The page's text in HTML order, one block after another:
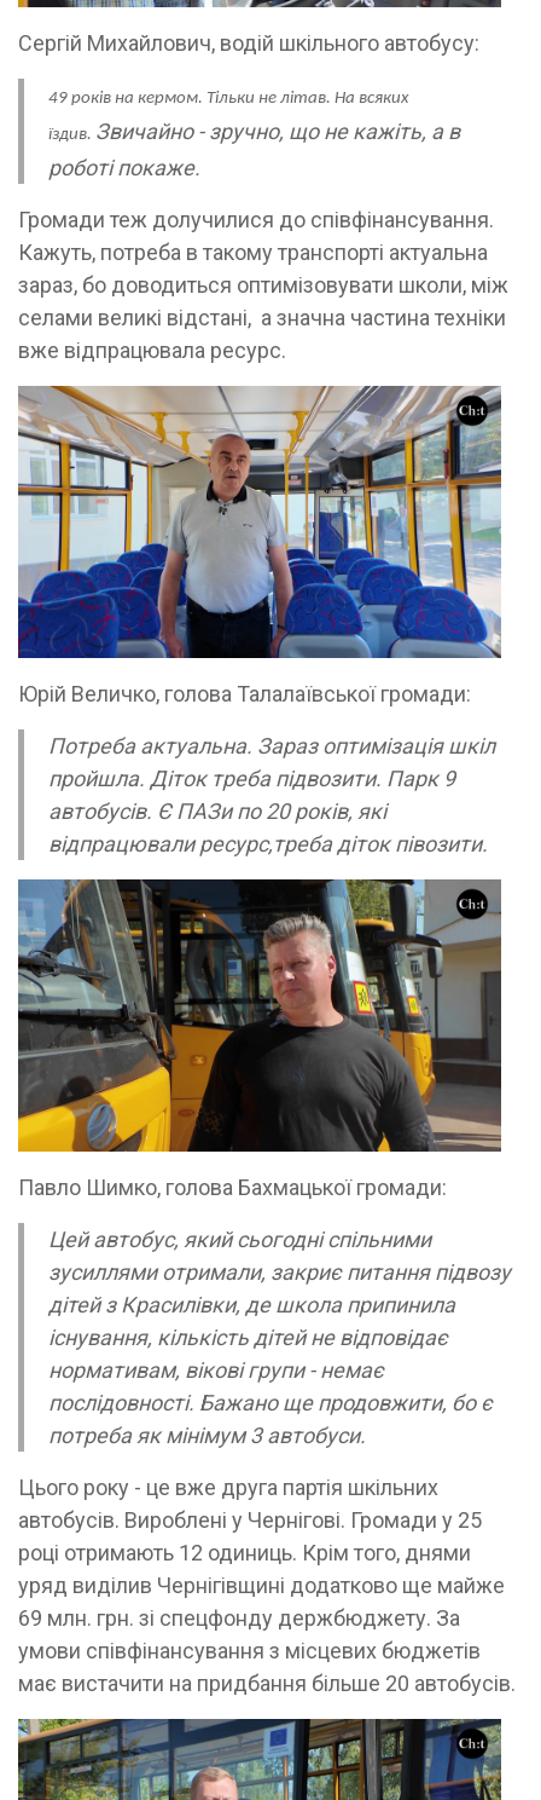
Сергій Михайлович, водій шкільного автобусу:
49 років на кермом. Тільки не літав. На всяких
їздив. Звичайно - зручно, що не кажіть, а в
роботі покаже.
Громади теж долучилися до співфінансування.
Кажуть, потреба в такому транспорті актуальна
зараз, бо доводиться оптимізовувати школи, між
селами великі відстані, а значна частина техніки
вже відпрацювала ресурс.
Юрій Величко, голова Талалаївської громади:
Потреба актуальна. Зараз оптимізація шкіл
пройшла. Діток треба підвозити. Парк 9
автобусів. Є ПАЗи по 20 років, які
відпрацювали ресурс,треба діток півозити.
Павло Шимко, голова Бахмацької громади:
Цей автобус, який сьогодні спільними
зусиллями отримали, закриє питання підвозу
дітей з Красилівки, де школа припинила
існування, кількість дітей не відповідає
нормативам, вікові групи - немає
послідовності. Бажано ще продовжити, бо є
потреба як мінімум 3 автобуси.
Цього року - це вже друга партія шкільних
автобусів. Вироблені у Чернігові. Громади у 25
році отримають 12 одиниць. Крім того, днями
уряд виділив Чернігівщині додатково ще майже
69 млн. грн. зі спецфонду держбюджету. За
умови співфінансування з місцевих бюджетів
має вистачити на придбання більше 20 автобусів.